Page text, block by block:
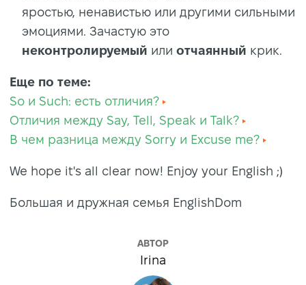
яростью, ненавистью или другими сильными
эмоциями. Зачастую это
неконтролируемый или отчаянный крик.
Еще по теме:
So и Such: есть отличия?
Отличия между Say, Tell, Speak и Talk?
В чем разница между Sorry и Excuse me?
We hope it's all clear now! Enjoy your English ;)
Большая и дружная семья EnglishDom
АВТОР
Irina